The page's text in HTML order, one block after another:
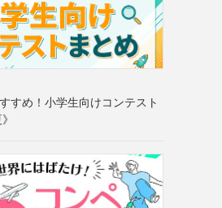
すめ！小学生向けコンテスト